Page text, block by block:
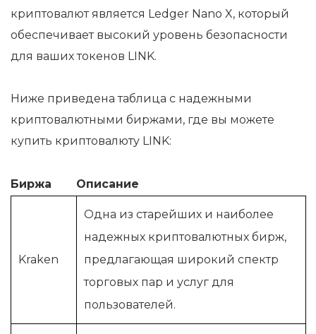
криптовалют является Ledger Nano X, который
обеспечивает высокий уровень безопасности
для ваших токенов LINK.
Ниже приведена таблица с надежными
криптовалютными биржами, где вы можете
купить криптовалюту LINK:
Биржа Описание
Kraken
Одна из старейших и наиболее
надежных криптовалютных бирж,
предлагающая широкий спектр
торговых пар и услуг для
пользователей.